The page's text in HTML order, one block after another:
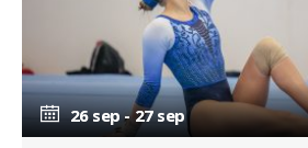
26 sep - 27 sep
26 sep - 27 sep